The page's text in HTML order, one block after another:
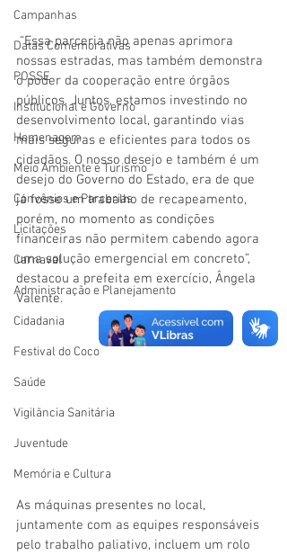
Campanhas
Datas Comemorativas
POSSE
Institucional e Governo
Homenagem
Meio Ambiente e Turismo
Convênios e Parcerias
Licitações
Carnaval
Administração e Planejamento
Cidadania
Festival do Coco
Saúde
Vigilãncia Sanitária
Juventude
Memória e Cultura
“Essa parceria não apenas aprimora
nossas estradas, mas também demonstra
o poder da cooperação entre órgãos
públicos. Juntos, estamos investindo no
desenvolvimento local, garantindo vias
mais seguras e eficientes para todos os
cidadãos. O nosso desejo e também é um
desejo do Governo do Estado, era de que
já fosse um trabalho de recapeamento,
porém, no momento as condições
financeiras não permitem cabendo agora
uma solução emergencial em concreto”,
destacou a prefeita em exercício, Ângela
Valente.
As máquinas presentes no local,
juntamente com as equipes responsáveis
pelo trabalho paliativo, incluem um rolo